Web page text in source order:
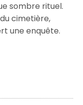
sombre rituel.
cimetière,
une enquête.